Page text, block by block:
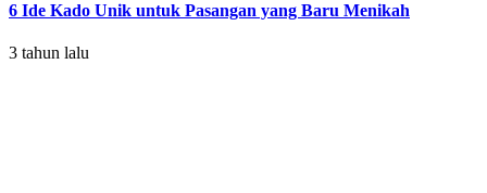
6 Ide Kado Unik untuk Pasangan yang Baru Menikah
3 tahun lalu